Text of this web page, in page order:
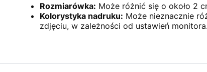
Rozmiarówka: Może różnić się o około 2
Kolorystyka nadruku: Może nieznacznie
zdjęciu, w zależności od ustawień monitora.